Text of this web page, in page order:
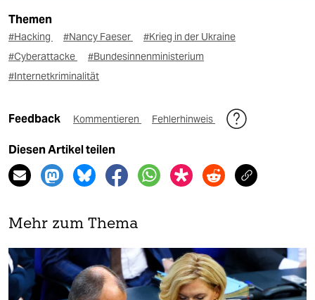
Themen
#Hacking #Nancy Faeser
#Krieg in der Ukraine
#Cyberattacke
#Bundesinnenministerium
#Internetkriminalität
Feedback Kommentieren Fehlerhinweis
Diesen Artikel teilen
Mehr zum Thema